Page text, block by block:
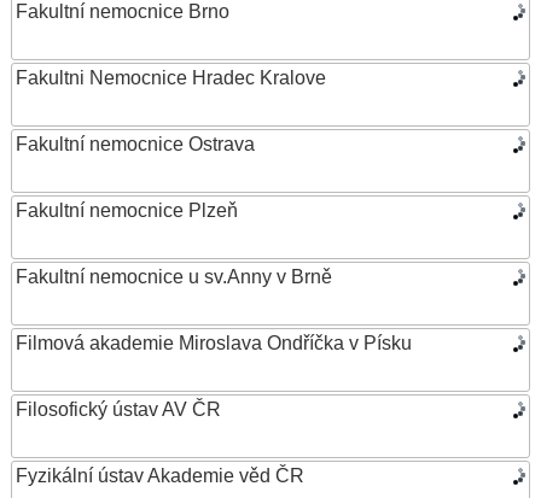
Fakultní nemocnice Brno
Fakultni Nemocnice Hradec Kralove
Fakultní nemocnice Ostrava
Fakultní nemocnice Plzeň
Fakultní nemocnice u sv.Anny v Brně
Filmová akademie Miroslava Ondříčka v Písku
Filosofický ústav AV ČR
Fyzikální ústav Akademie věd ČR